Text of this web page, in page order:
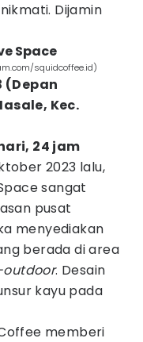
Dijamin
Space
squidcoffee.id)
(Depan
Kec.
24 jam
2023 lalu,
sangat
pusat
menyediakan
berada di area
. Desain
kayu pada
memberi